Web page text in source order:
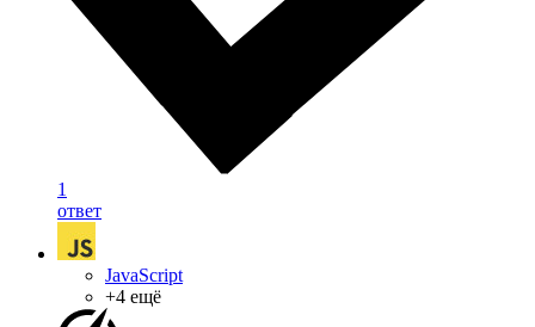
1
ответ
JavaScript
+4 ещё